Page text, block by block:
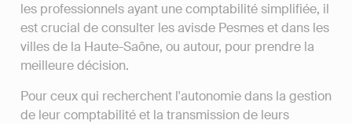
les professionnels ayant une comptabilité simplifiée, il
est crucial de consulter les avisde Pesmes et dans les
villes de la Haute-Saône, ou autour, pour prendre la
meilleure décision.
Pour ceux qui recherchent l'autonomie dans la gestion
de leur comptabilité et la transmission de leurs